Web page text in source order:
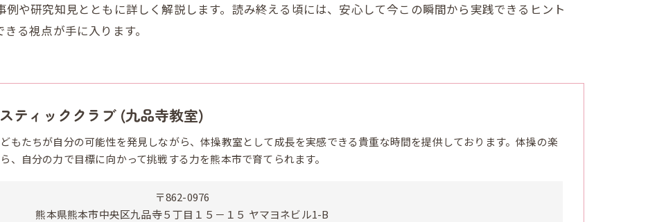
や研究知見とともに詳しく解説します。読み終える頃には、安心して今この瞬間から実践できるヒント
る視点が手に入ります。
ティッククラブ (九品寺教室)
もたちが自分の可能性を発見しながら、体操教室として成長を実感できる貴重な時間を提供しております。体操の楽
、自分の力で目標に向かって挑戦する力を熊本市で育てられます。
〒862-0976
熊本県熊本市中央区九品寺５丁目１５－１５ ヤマヨネビル1-B